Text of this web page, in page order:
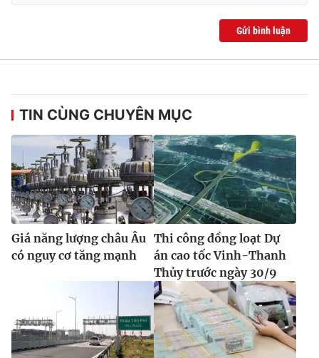
® Cấm sao chép dưới mọi hình thức nếu không có sự chấp
Gửi bình luận
TIN CÙNG CHUYÊN MỤC
Giá năng lượng châu Âu
có nguy cơ tăng mạnh
Thi công đồng loạt Dự
án cao tốc Vinh-Thanh
Thủy trước ngày 30/9